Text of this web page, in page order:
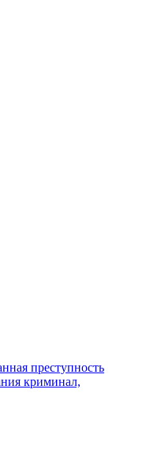
преступность
криминал,